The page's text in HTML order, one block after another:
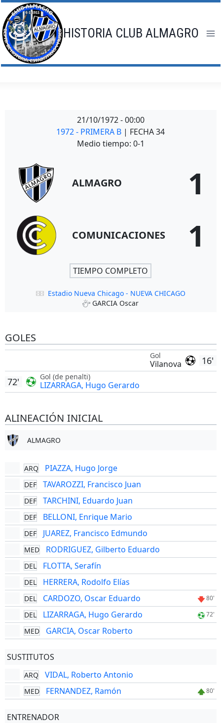
Saltar
al
contenido
HISTORIA CLUB ALMAGRO
21/10/1972 - 00:00
1972 - PRIMERA B | FECHA 34
Medio tiempo: 0-1
ALMAGRO 1
COMUNICACIONES 1
TIEMPO COMPLETO
Estadio Nueva Chicago - NUEVA CHICAGO
GARCIA Oscar
GOLES
16'
Gol
Vilanova
Gol (de penalti)
LIZARRAGA, Hugo Gerardo
72'
ALINEACIÓN INICIAL
ALMAGRO
ARQ PIAZZA, Hugo Jorge
DEF TAVAROZZI, Francisco Juan
DEF TARCHINI, Eduardo Juan
DEF BELLONI, Enrique Mario
DEF JUAREZ, Francisco Edmundo
MED RODRIGUEZ, Gilberto Eduardo
DEL FLOTTA, Serafín
DEL HERRERA, Rodolfo Elías
DEL CARDOZO, Oscar Eduardo 80'
DEL LIZARRAGA, Hugo Gerardo 72'
MED GARCIA, Oscar Roberto
SUSTITUTOS
ARQ VIDAL, Roberto Antonio
MED FERNANDEZ, Ramón 80'
ENTRENADOR